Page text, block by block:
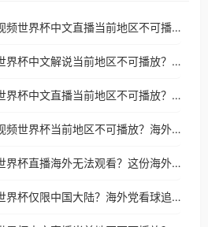
在马来西亚看咪咕视频世界杯中文直播当前地区不可播放？这篇指南帮你搞定海外看球难题
在海外看咪咕视频世界杯中文解说当前地区不可播放？这篇指南帮你解决所有问题
在越南看咪咕视频世界杯中文直播当前地区不可播放？这篇指南帮你解决所有海外观赛难题
在澳大利亚看咪咕视频世界杯当前地区不可播放？海外党体育观赛终极指南
在越南看咪咕视频世界杯直播海外无法观看？这份海外观赛终极指南帮你搞定
在泰国看咪咕视频世界杯仅限中国大陆？海外党看球追剧的终极破局指南